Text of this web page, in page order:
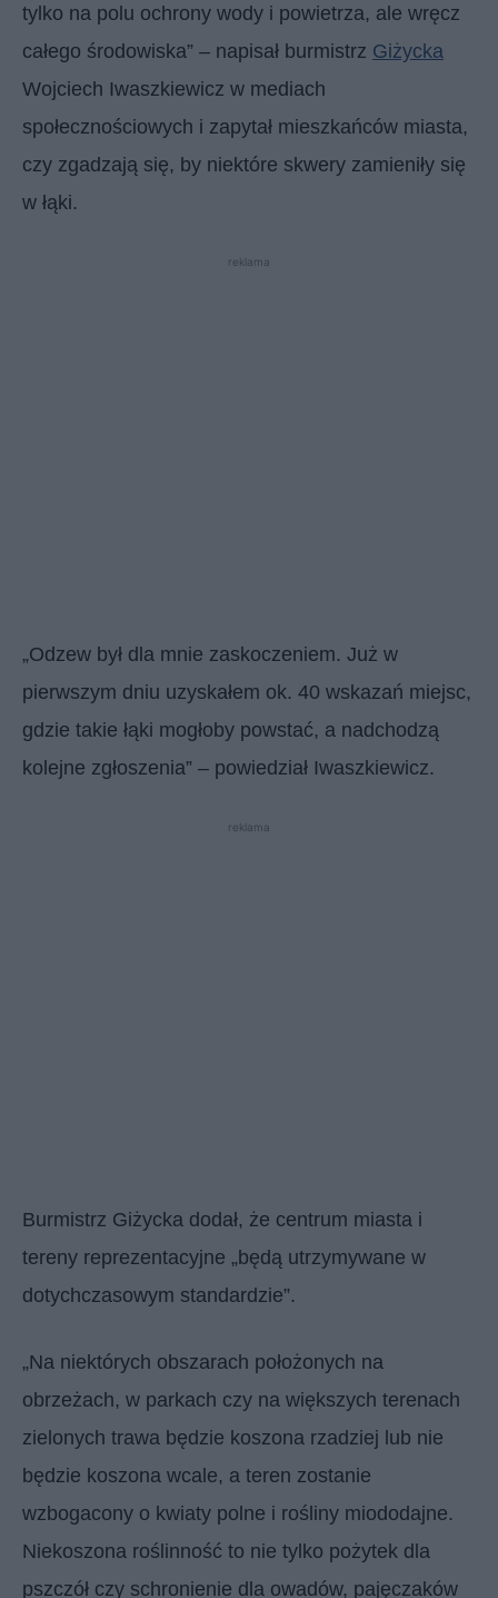
tylko na polu ochrony wody i powietrza, ale wręcz
całego środowiska” – napisał burmistrz Giżycka
Wojciech Iwaszkiewicz w mediach
społecznościowych i zapytał mieszkańców miasta,
czy zgadzają się, by niektóre skwery zamieniły się
w łąki.
reklama
„Odzew był dla mnie zaskoczeniem. Już w
pierwszym dniu uzyskałem ok. 40 wskazań miejsc,
gdzie takie łąki mogłoby powstać, a nadchodzą
kolejne zgłoszenia” – powiedział Iwaszkiewicz.
reklama
Burmistrz Giżycka dodał, że centrum miasta i
tereny reprezentacyjne „będą utrzymywane w
dotychczasowym standardzie”.
„Na niektórych obszarach położonych na
obrzeżach, w parkach czy na większych terenach
zielonych trawa będzie koszona rzadziej lub nie
będzie koszona wcale, a teren zostanie
wzbogacony o kwiaty polne i rośliny miododajne.
Niekoszona roślinność to nie tylko pożytek dla
pszczół czy schronienie dla owadów, pajęczaków